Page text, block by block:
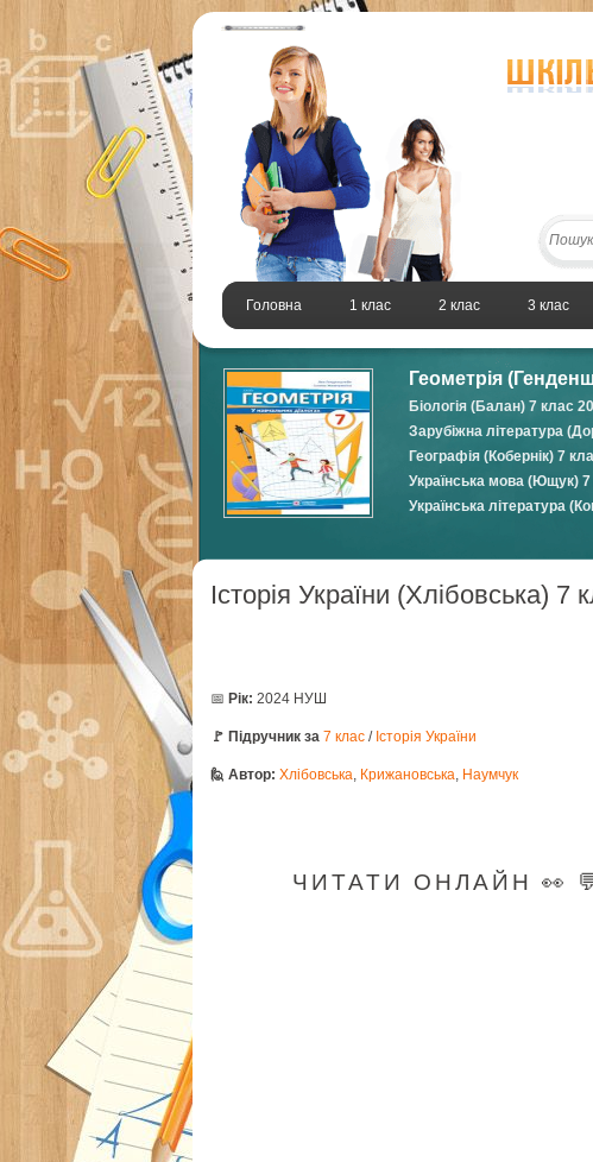
Головна 1 клас 2 клас 3 клас
Геометрія
Біологія (Балан) 7 клас
Зарубіжна література
Географія (Кобернік) 7
Українська мова (Ющук)
Українська література
Історія України (Хлібовська) 7
📅 Рік: 2024 НУШ
🚩 Підручник за 7 клас / Історія України
🙋 Автор: Хлібовська, Крижановська, Наумчук
ЧИТАТИ ОНЛАЙН 👀